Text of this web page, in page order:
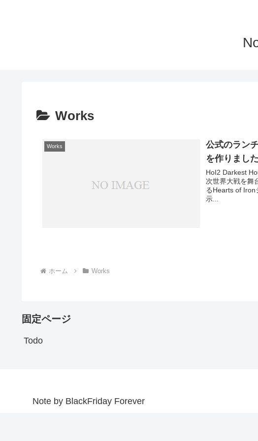
Works
Works
公式のラン
を作りまし
HoI2 Darkest
次世界大戦を舞
るHearts of Iron
示...
ホーム Works
固定ページ
Todo
Note by BlackFriday Forever